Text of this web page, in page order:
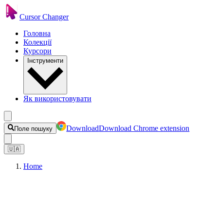
Cursor Changer
Головна
Колекції
Курсори
Інструменти
Як використовувати
Поле пошуку DownloadDownload Chrome extension
🇺🇦
Home